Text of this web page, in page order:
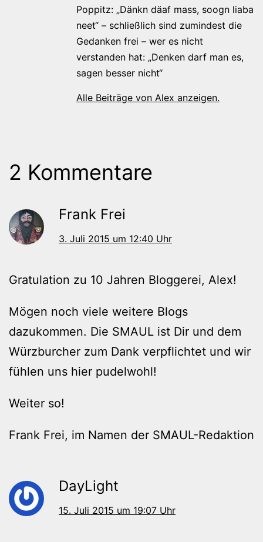
Poppitz: „Dänkn däaf mass, soogn liaba
neet“ – schließlich sind zumindest die
Gedanken frei – wer es nicht
verstanden hat: „Denken darf man es,
sagen besser nicht“
Alle Beiträge von Alex anzeigen.
2 Kommentare
Frank Frei
3. Juli 2015 um 12:40 Uhr
Gratulation zu 10 Jahren Bloggerei, Alex!
Mögen noch viele weitere Blogs
dazukommen. Die SMAUL ist Dir und dem
Würzburcher zum Dank verpflichtet und wir
fühlen uns hier pudelwohl!
Weiter so!
Frank Frei, im Namen der SMAUL-Redaktion
DayLight
15. Juli 2015 um 19:07 Uhr